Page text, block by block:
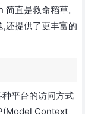
直是救命稻草。
还提供了更丰富的
平台的访问方式
Context